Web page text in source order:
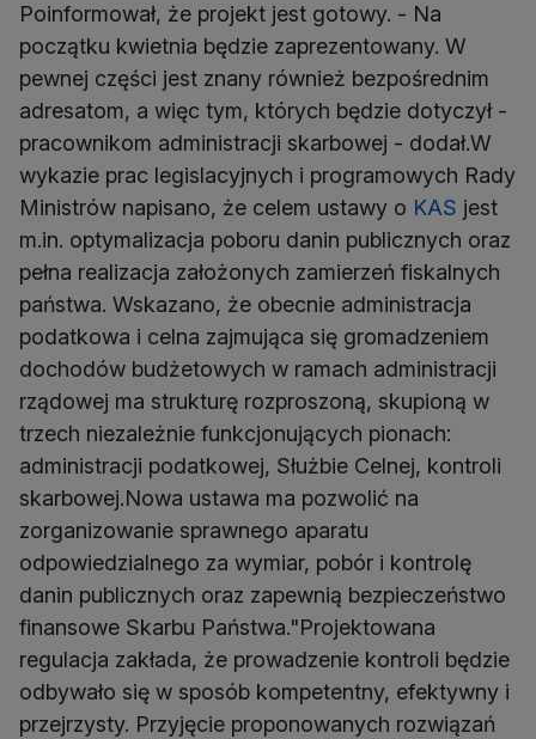
Poinformował, że projekt jest gotowy. - Na
początku kwietnia będzie zaprezentowany. W
pewnej części jest znany również bezpośrednim
adresatom, a więc tym, których będzie dotyczył -
pracownikom administracji skarbowej - dodał.W
wykazie prac legislacyjnych i programowych Rady
Ministrów napisano, że celem ustawy o KAS jest
m.in. optymalizacja poboru danin publicznych oraz
pełna realizacja założonych zamierzeń fiskalnych
państwa. Wskazano, że obecnie administracja
podatkowa i celna zajmująca się gromadzeniem
dochodów budżetowych w ramach administracji
rządowej ma strukturę rozproszoną, skupioną w
trzech niezależnie funkcjonujących pionach:
administracji podatkowej, Służbie Celnej, kontroli
skarbowej.Nowa ustawa ma pozwolić na
zorganizowanie sprawnego aparatu
odpowiedzialnego za wymiar, pobór i kontrolę
danin publicznych oraz zapewnią bezpieczeństwo
finansowe Skarbu Państwa."Projektowana
regulacja zakłada, że prowadzenie kontroli będzie
odbywało się w sposób kompetentny, efektywny i
przejrzysty. Przyjęcie proponowanych rozwiązań